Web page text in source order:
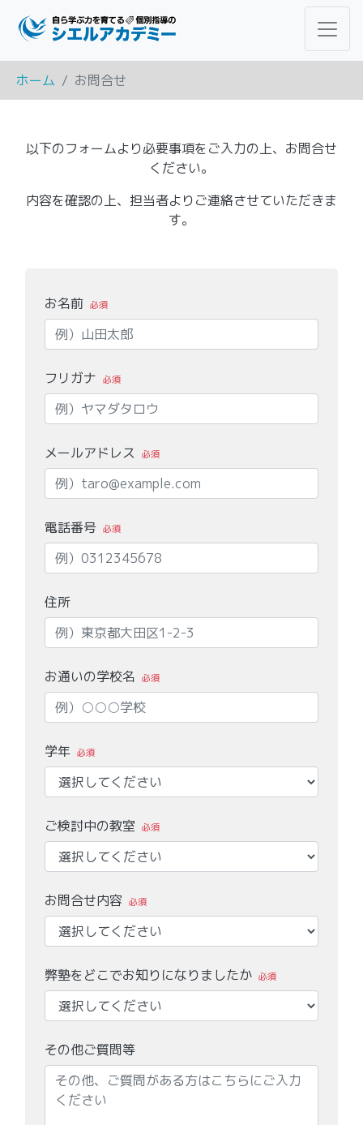
ホーム お問合せ
以下のフォームより必要事項をご入力の上、お問合せ
ください。
内容を確認の上、担当者よりご連絡させていただきま
す。
お名前 必須
フリガナ 必須
メールアドレス 必須
電話番号 必須
住所
お通いの学校名 必須
学年 必須
ご検討中の教室 必須
お問合せ内容 必須
弊塾をどこでお知りになりましたか 必須
その他ご質問等